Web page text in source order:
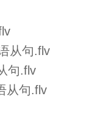
从句.flv
句.flv
从句.flv